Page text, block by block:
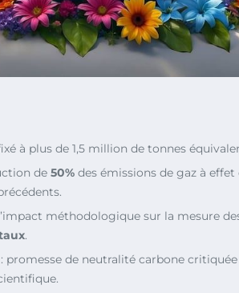
à plus de 1,5 million de tonnes
de 50% des émissions de gaz à effet
méthodologique sur la mesure
.
: promesse de neutralité carbone